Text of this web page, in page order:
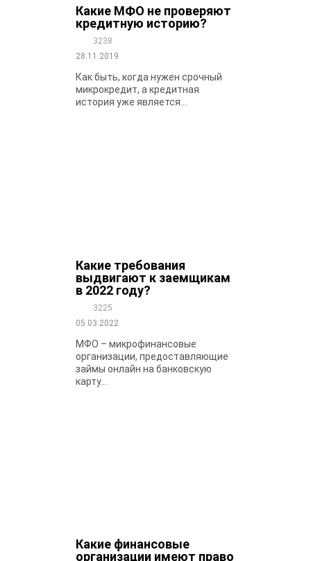
Какие МФО не проверяют
кредитную историю?
3238
28.11.2019
Как быть, когда нужен срочный
микрокредит, а кредитная
история уже является...
Какие требования
выдвигают к заемщикам
в 2022 году?
3225
05.03.2022
МФО – микрофинансовые
организации, предоставляющие
займы онлайн на банковскую
карту...
Какие финансовые
организации имеют право